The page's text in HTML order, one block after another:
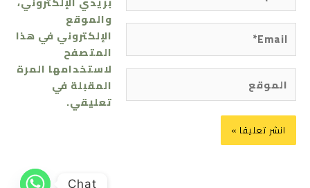
الموقع
والموقع
الإلكتروني في هذا
المتصفح
لاستخدامها المرة
المقبلة في
تعليقي.
Chat